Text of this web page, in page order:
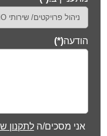
הודעה(*)
אני מסכים/הלתקנון